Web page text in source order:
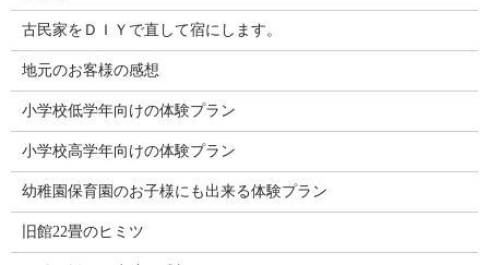
古民家をＤＩＹで直して宿にします。
地元のお客様の感想
小学校低学年向けの体験プラン
小学校高学年向けの体験プラン
幼稚園保育園のお子様にも出来る体験プラン
旧館22畳のヒミツ